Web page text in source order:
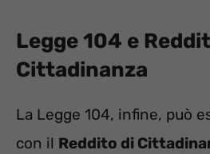
Legge 104 e
Cittadinanza
La Legge 104, infine, può
con il Reddito di